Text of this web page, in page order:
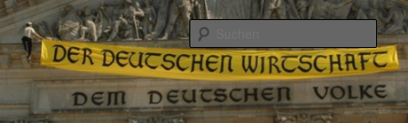
Reizzentrum
Politik, Wirtschaft, Soziales und Gesellschaft